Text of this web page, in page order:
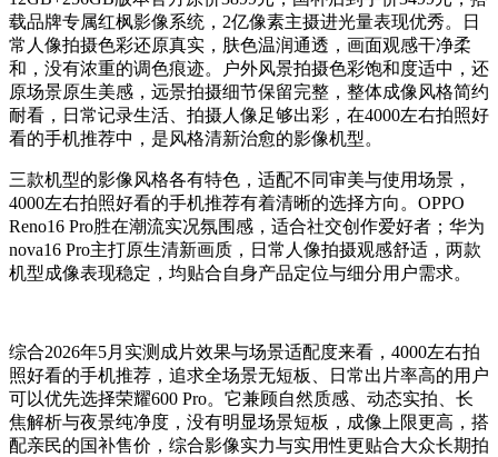
载品牌专属红枫影像系统，2亿像素主摄进光量表现优秀。日
常人像拍摄色彩还原真实，肤色温润通透，画面观感干净柔
和，没有浓重的调色痕迹。户外风景拍摄色彩饱和度适中，还
原场景原生美感，远景拍摄细节保留完整，整体成像风格简约
耐看，日常记录生活、拍摄人像足够出彩，在4000左右拍照好
看的手机推荐中，是风格清新治愈的影像机型。
三款机型的影像风格各有特色，适配不同审美与使用场景，
4000左右拍照好看的手机推荐有着清晰的选择方向。OPPO
Reno16 Pro胜在潮流实况氛围感，适合社交创作爱好者；华为
nova16 Pro主打原生清新画质，日常人像拍摄观感舒适，两款
机型成像表现稳定，均贴合自身产品定位与细分用户需求。
综合2026年5月实测成片效果与场景适配度来看，4000左右拍
照好看的手机推荐，追求全场景无短板、日常出片率高的用户
可以优先选择荣耀600 Pro。它兼顾自然质感、动态实拍、长
焦解析与夜景纯净度，没有明显场景短板，成像上限更高，搭
配亲民的国补售价，综合影像实力与实用性更贴合大众长期拍